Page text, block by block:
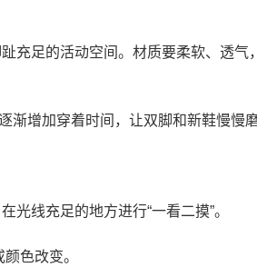
充足的活动空间。材质要柔软、透
渐增加穿着时间，让双脚和新鞋慢慢磨
线充足的地方进行“一看二摸”。
色改变。